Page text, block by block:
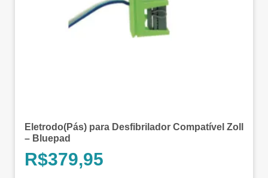
Eletrodo(Pás) para Desfibrilador Compatível Zoll
– Bluepad
R$379,95